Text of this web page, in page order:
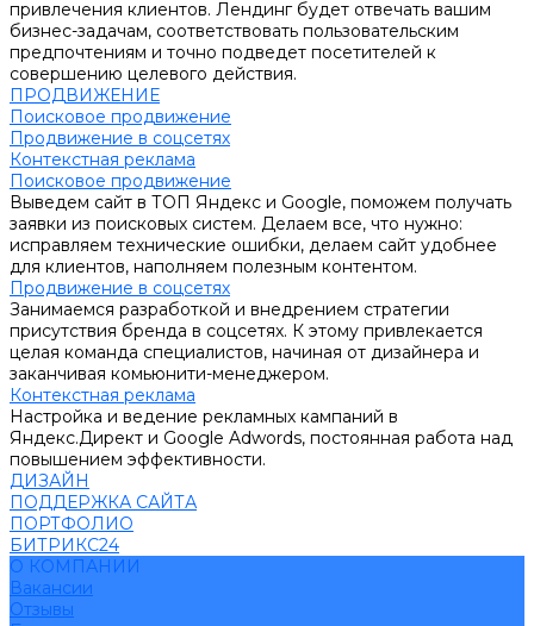
привлечения клиентов. Лендинг будет отвечать вашим
бизнес-задачам, соответствовать пользовательским
предпочтениям и точно подведет посетителей к
совершению целевого действия.
ПРОДВИЖЕНИЕ
Поисковое продвижение
Продвижение в соцсетях
Контекстная реклама
Поисковое продвижение
Выведем сайт в ТОП Яндекс и Google, поможем получать
заявки из поисковых систем. Делаем все, что нужно:
исправляем технические ошибки, делаем сайт удобнее
для клиентов, наполняем полезным контентом.
Продвижение в соцсетях
Занимаемся разработкой и внедрением стратегии
присутствия бренда в соцсетях. К этому привлекается
целая команда специалистов, начиная от дизайнера и
заканчивая комьюнити-менеджером.
Контекстная реклама
Настройка и ведение рекламных кампаний в
Яндекс.Директ и Google Adwords, постоянная работа над
повышением эффективности.
ДИЗАЙН
ПОДДЕРЖКА САЙТА
ПОРТФОЛИО
БИТРИКС24
О КОМПАНИИ
Вакансии
Отзывы